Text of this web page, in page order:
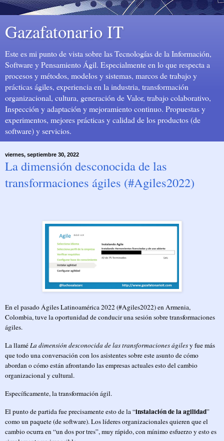
Gazafatonario IT
Este es mi punto de vista sobre las Tecnologías de la Información,
Software y Pensamiento Ágil. Especialmente en lo que respecta a
procesos y métodos, modelos y sistemas, marcos de trabajo y
prácticas ágiles, experiencia en la industria, transformación
organizacional, cultura, generación de Valor, trabajo colaborativo,
Inspección y adaptación y mejoramiento continuo. Propuestas y
experimentos, mejores prácticas y calidad de los productos (de
software) y servicios.
viernes, septiembre 30, 2022
La dimensión desconocida de las
transformaciones ágiles (#Agiles2022)
En el pasado Ágiles Latinoamérica 2022 (#Agiles2022) en Armenia,
Colombia, tuve la oportunidad de conducir una sesión sobre transformaciones
ágiles.
La llaméLa dimensión desconocida de las transformaciones ágilesy fue más
que todo una conversación con los asistentes sobre este asunto de cómo
abordan o cómo están afrontando las empresas actuales esto del cambio
organizacional y cultural.
Específicamente, la transformación ágil.
El punto de partida fue precisamente esto de la “instalación de la agilidad”
como un paquete (de software). Los líderes organizacionales quieren que el
cambio ocurra en “un dos por tres”, muy rápido, con mínimo esfuerzo y esto es